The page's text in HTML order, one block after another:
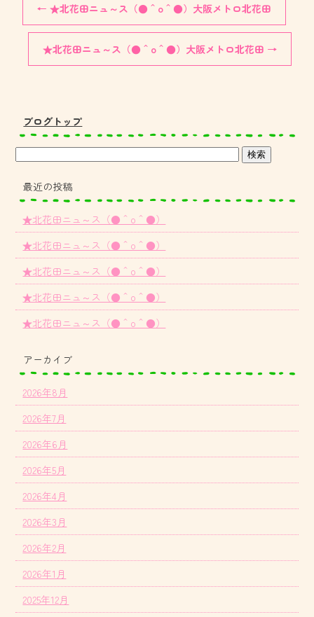
← ★北花田ニュ～ス（●＾o＾●）大阪メトロ北花田
★北花田ニュ～ス（●＾o＾●）大阪メトロ北花田 →
ブログトップ
最近の投稿
★北花田ニュ～ス（●＾o＾●）
★北花田ニュ～ス（●＾o＾●）
★北花田ニュ～ス（●＾o＾●）
★北花田ニュ～ス（●＾o＾●）
★北花田ニュ～ス（●＾o＾●）
アーカイブ
2026年8月
2026年7月
2026年6月
2026年5月
2026年4月
2026年3月
2026年2月
2026年1月
2025年12月